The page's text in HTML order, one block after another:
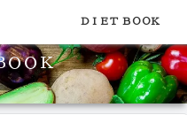
わかる！健康やダイエットに
ＯＯＫ
ＤＩＥＴ ＢＯＯＫ